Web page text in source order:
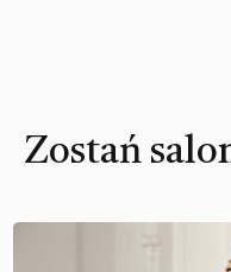
Zostań